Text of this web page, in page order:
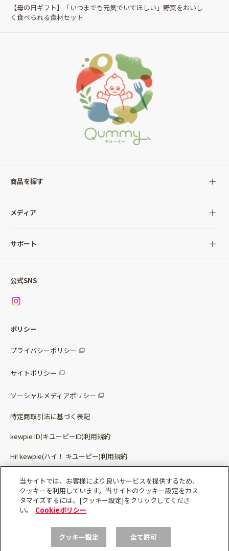
【母の日ギフト】「いつまでも元気でいてほしい」野菜をおいし
く食べられる食材セット
商品を探す
全ての商品
サラダ
パッケージサラダ
惣菜サラダ
調味料
ベビー・幼児食
その他（カレーなど）
メディア
Qummy(キユーミー)について
サポート
お問い合わせ
公式SNS
ポリシー
プライバシーポリシー
サイトポリシー
ソーシャルメディアポリシー
特定商取引法に基づく表記
kewpie ID(キユーピーID)利用規約
Hi! kewpie(ハイ！ キユーピー)利用規約
Qummy(キユーミー)利用規約​
Copyright © Kewpie Corporation All rights reserved.
当サイトでは、お客様により良いサービスを提供するため、
クッキーを利用しています。当サイトのクッキー設定をカス
タマイズするには、[クッキー設定]をクリックしてくださ
い。
Cookieポリシー
クッキー設定 全て許可